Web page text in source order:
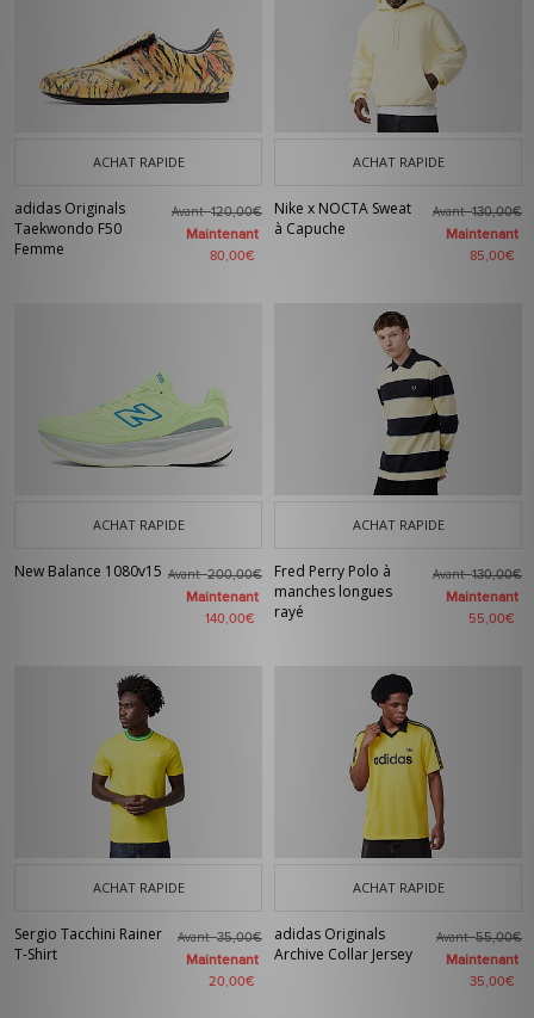
ACHAT RAPIDE
adidas Originals
Taekwondo F50
Femme
Avant120,00€
Maintenant
80,00€
ACHAT RAPIDE
Nike x NOCTA Sweat
à Capuche
Avant130,00€
Maintenant
85,00€
ACHAT RAPIDE
New Balance 1080v15 Avant200,00€
Maintenant
140,00€
ACHAT RAPIDE
Fred Perry Polo à
manches longues
rayé
Avant130,00€
Maintenant
55,00€
ACHAT RAPIDE
Sergio Tacchini Rainer
T-Shirt
Avant35,00€
Maintenant
20,00€
ACHAT RAPIDE
adidas Originals
Archive Collar Jersey
Avant55,00€
Maintenant
35,00€